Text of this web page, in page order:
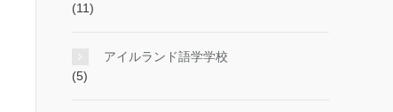
(11)
アイルランド語学学校
(5)